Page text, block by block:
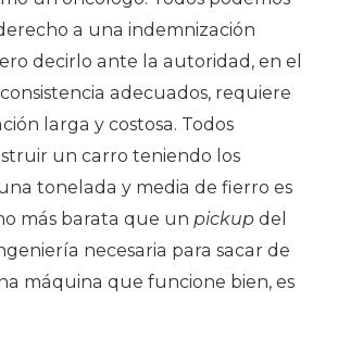
a una indemnización
decirlo ante la autoridad, en el
adecuados, requiere
larga y costosa. Todos
un carro teniendo los
tonelada y media de fierro es
más barata que un pickup del
necesaria para sacar de
máquina que funcione bien, es